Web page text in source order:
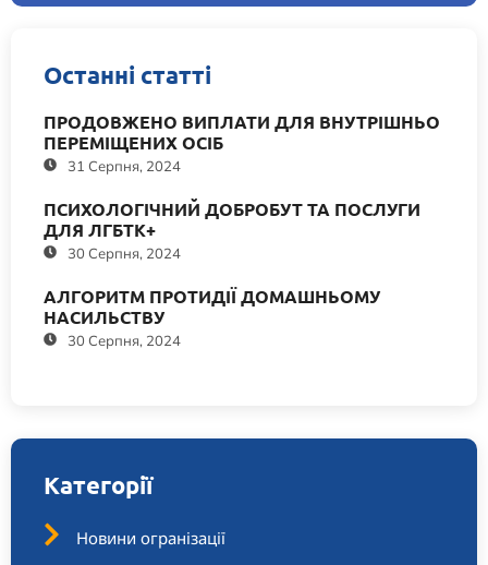
Останні статті
ПРОДОВЖЕНО ВИПЛАТИ ДЛЯ ВНУТРІШНЬО
ПЕРЕМІЩЕНИХ ОСІБ
31 Серпня, 2024
ПСИХОЛОГІЧНИЙ ДОБРОБУТ ТА ПОСЛУГИ
ДЛЯ ЛГБТК+
30 Серпня, 2024
АЛГОРИТМ ПРОТИДІЇ ДОМАШНЬОМУ
НАСИЛЬСТВУ
30 Серпня, 2024
Категорії
Новини огранізації